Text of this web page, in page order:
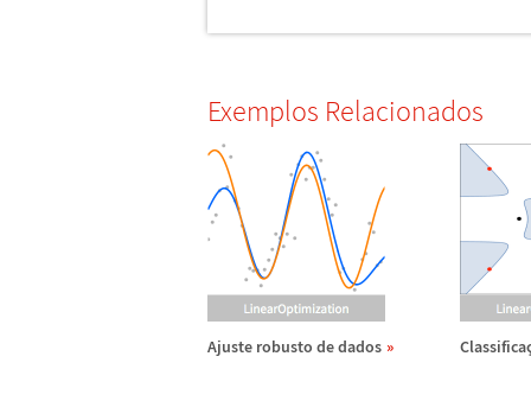
Exemplos Relacionados
Ajuste robusto de dados Classifica